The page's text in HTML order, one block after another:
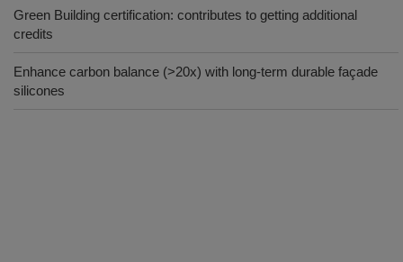
Green Building certification: contributes to getting additional
credits
Enhance carbon balance (>20x) with long-term durable façade
silicones